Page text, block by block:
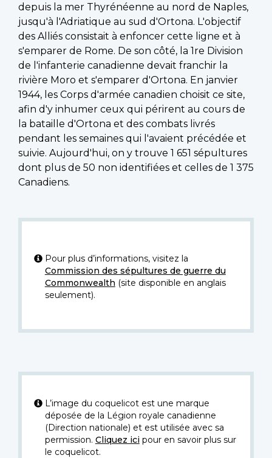
depuis la mer Thyrénéenne au nord de Naples,
jusqu'à l'Adriatique au sud d'Ortona. L'objectif
des Alliés consistait à enfoncer cette ligne et à
s'emparer de Rome. De son côté, la 1re Division
de l'infanterie canadienne devait franchir la
rivière Moro et s'emparer d'Ortona. En janvier
1944, les Corps d'armée canadien choisit ce site,
afin d'y inhumer ceux qui périrent au cours de
la bataille d'Ortona et des combats livrés
pendant les semaines qui l'avaient précédée et
suivie. Aujourd'hui, on y trouve 1 651 sépultures
dont plus de 50 non identifiées et celles de 1 375
Canadiens.
Pour plus d’informations, visitez la
Commission des sépultures de guerre du
Commonwealth (site disponible en anglais
seulement).
L’image du coquelicot est une marque
déposée de la Légion royale canadienne
(Direction nationale) et est utilisée avec sa
permission. Cliquez icipour en savoir plus sur
le coquelicot.